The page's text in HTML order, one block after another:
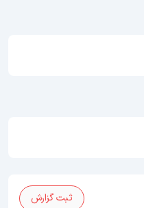
ثبت گزارش